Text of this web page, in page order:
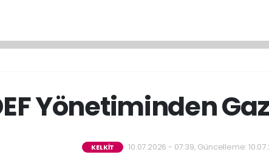
Yönetiminden
KELKİT 10.07.2026 - 07:39, Güncelleme: